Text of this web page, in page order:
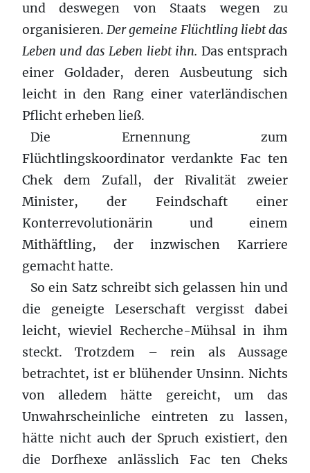
und deswegen von Staats wegen zu
organisieren.Der gemeine Flüchtling liebt das
Leben und das Leben liebt ihn. Das entsprach
einer Goldader, deren Ausbeutung sich
leicht in den Rang einer vaterländischen
Pflicht erheben ließ.
Die Ernennung zum
Flüchtlingskoordinator verdankte Fac ten
Chek dem Zufall, der Rivalität zweier
Minister, der Feindschaft einer
Konterrevolutionärin und einem
Mithäftling, der inzwischen Karriere
gemacht hatte.
So ein Satz schreibt sich gelassen hin und
die geneigte Leserschaft vergisst dabei
leicht, wieviel Recherche-Mühsal in ihm
steckt. Trotzdem – rein als Aussage
betrachtet, ist er blühender Unsinn. Nichts
von alledem hätte gereicht, um das
Unwahrscheinliche eintreten zu lassen,
hätte nicht auch der Spruch existiert, den
die Dorfhexe anlässlich Fac ten Cheks